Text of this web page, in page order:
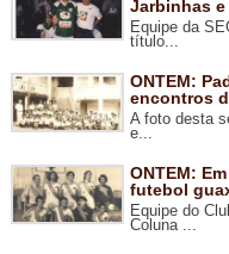
Jarbinhas
Equipe da
título...
ONTEM:
encontros
A foto desta
e...
ONTEM:
futebol
Equipe do
Coluna ...